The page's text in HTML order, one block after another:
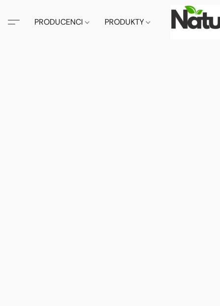
PRODUCENCI PRODUKTY